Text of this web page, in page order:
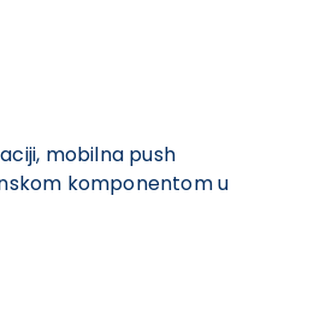
mobilna push
komponentom u